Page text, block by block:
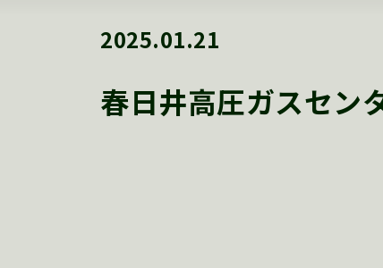
2025.01.21
春日井高圧ガスセン